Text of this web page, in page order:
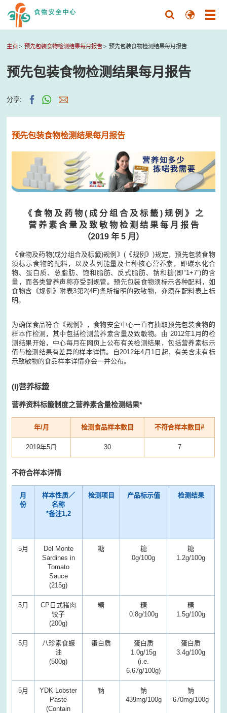
主页 预先包装食物检测结果每月报告 预先包装食物检测结果每月报告
预先包装食物检测结果每月报告
分享:
预先包装食物检测结果每月报告
《 食 物 及 药 物 ( 成 分 组 合 及 标 籤 ) 规 例 》 之
营 养 素 含 量 及 致 敏 物 检 测 结 果 每 月 报 告
（2019 年 5 月）
《食物及药物(成分组合及标籤)规例》(《规例》)规定，预先包装食物
须标示食物的配料，以及表列能量及七种核心营养素，即碳水化合
物、蛋白质、总脂肪、饱和脂肪、反式脂肪、钠和糖(即“1+7”)的含
量，而各类营养声称亦受到规管。预先包装食物须标示各种配料，如
食物含《规例》附表3第2(4E)条所指明的致敏物，亦须在配料表上标
明。
为确保食品符合《规例》，食物安全中心一直有抽取预先包装食物的
样本作检测，其中包括检测营养素含量及致敏物。由 2012年1月的检
测结果开始，中心每月在网页上公布有关检测结果，包括营养素标示
值与检测结果有差异的样本详情。自2012年4月1日起，有关含未有标
示致敏物的食品样本详情亦会一并公布。
(I)营养标籤
营养资料标籤制度之营养素含量检测结果*
年/月 检测食品样本数目 不符合样本数目#
2019年5月 30 7
不符合样本详情
月
份
样本性质／
名称
*备注1,2
检测项目 产品标示值 检测结果
5月
Del Monte
Sardines in
Tomato
Sauce
(215g)
糖
糖
0g/100g
糖
1.2g/100g
5月
CP日式猪肉
饺子
(200g)
糖
糖
0.8g/100g
糖
1.5g/100g
5月
八珍素食蠔
油
(500g)
蛋白质
蛋白质
1.0g/15g
(i.e.
6.67g/100g)
蛋白质
3.4g/100g
5月
YDK Lobster
Paste
(Contain
钠
钠
439mg/100g
钠
670mg/100g